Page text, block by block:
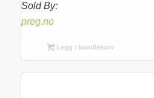
Sold By:
preg.no
Legg i handlekurv